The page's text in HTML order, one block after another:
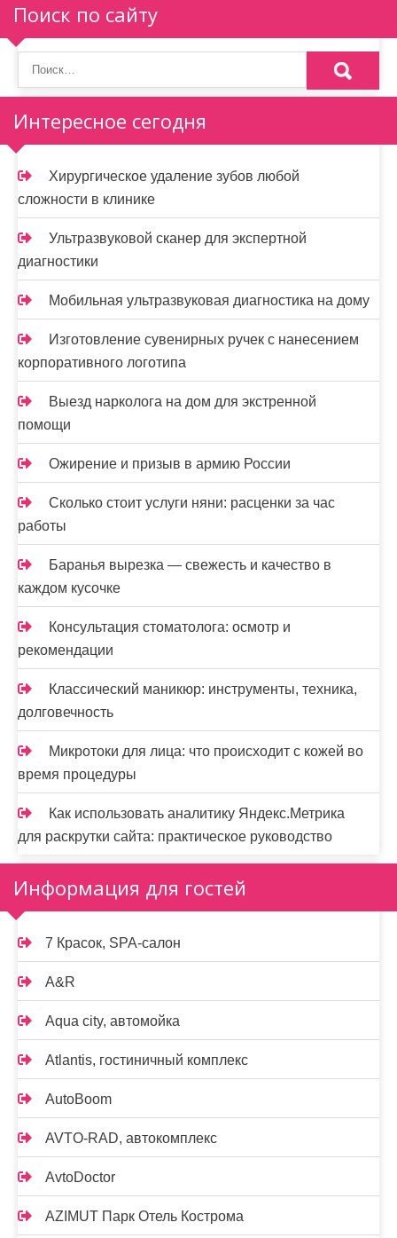
Поиск по сайту
Интересное сегодня
Хирургическое удаление зубов любой
сложности в клинике
Ультразвуковой сканер для экспертной
диагностики
Мобильная ультразвуковая диагностика на дому
Изготовление сувенирных ручек с нанесением
корпоративного логотипа
Выезд нарколога на дом для экстренной
помощи
Ожирение и призыв в армию России
Сколько стоит услуги няни: расценки за час
работы
Баранья вырезка — свежесть и качество в
каждом кусочке
Консультация стоматолога: осмотр и
рекомендации
Классический маникюр: инструменты, техника,
долговечность
Микротоки для лица: что происходит с кожей во
время процедуры
Как использовать аналитику Яндекс.Метрика
для раскрутки сайта: практическое руководство
Информация для гостей
7 Красок, SPA-салон
A&R
Aqua city, автомойка
Atlantis, гостиничный комплекс
AutoBoom
AVTO-RAD, автокомплекс
AvtoDoctor
AZIMUT Парк Отель Кострома